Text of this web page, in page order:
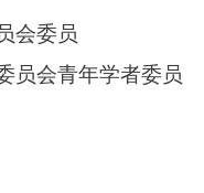
会委员
员会青年学者委员